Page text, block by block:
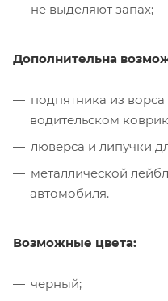
не выделяют запах;
Дополнительна
подпятника из
водительском
люверса и липучки
металлической
автомобиля.
Возможные цвета:
черный;